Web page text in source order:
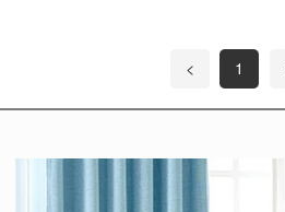
< 1